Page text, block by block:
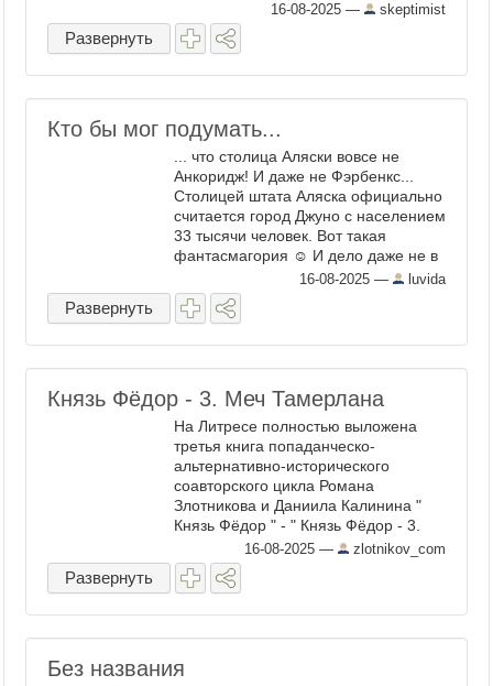
16-08-2025 — skeptimist
Развернуть
Кто бы мог подумать...
... что столица Аляски вовсе не
Анкоридж! И даже не Фэрбенкс...
Столицей штата Аляска официально
считается город Джуно с населением
33 тысячи человек. Вот такая
фантасмагория ☺ И дело даже не в
количестве населения, на всей
Аляске проживает чуть более 700
тысяч. Удивительно то, что ...
16-08-2025 — luvida
Развернуть
Князь Фёдор - 3. Меч Тамерлана
На Литресе полностью выложена
третья книга попаданческо-
альтернативно-исторического
соавторского цикла Романа
Злотникова и Даниила Калинина "
Князь Фёдор " - " Князь Фёдор - 3.
Меч Тамерлана ". Аудиокнига (чтец -
Макс Радман) Электронная О книге:
Исторический ...
16-08-2025 — zlotnikov_com
Развернуть
Без названия